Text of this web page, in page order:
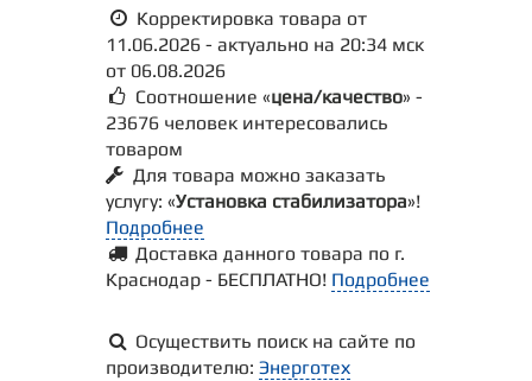
Корректировка товара от
11.06.2026 - актуально на 20:34 мск
от 06.08.2026
Соотношение «цена/качество» -
23676 человек интересовались
товаром
Для товара можно заказать
услугу: «Установка стабилизатора»!
Подробнее
Доставка данного товара по г.
Краснодар - БЕСПЛАТНО! Подробнее
Осуществить поиск на сайте по
производителю: Энерготех